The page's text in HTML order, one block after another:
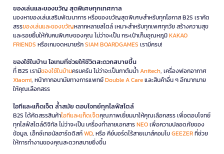
ของเล่นและของขวัญ สุดพิเศษทุกเทศกาล
มองหาของเล่นเสริมพัฒนาการ หรือของขวัญสุดพิเศษสำหรับทุกโอกาส B2S เราคัด
สรรของเล่นและของขวัญหลากหลายสไตล์ เหมาะสำหรับทุกเพศทุกวัย สร้างความสุข
และรอยยิ้มให้กับคนพิเศษของคุณ ไม่ว่าจะเป็น กระเป๋าเก็บอุณหภูมิKAKAO
FRIENDS หรือเกมจดหมายรักSIAM BOARDGAMES เรามีครบ!
ของใช้ในบ้าน ไอเทมที่ช่วยให้ชีวิตสะดวกสบายขึ้น
ที่ B2S เรามีของใช้ในบ้านครบครัน ไม่ว่าจะเป็นกาต้มน้ำAnitech, เครื่องฟอกอากาศ
Xiaomi, หน้ากากอนามัยทางการแพทย์Double A Careและสินค้าอื่น ๆ อีกมากมาย
ให้คุณเลือกสรร
ไอทีและแก็ดเจ็ต ล้ำสมัย ตอบโจทย์ทุกไลฟ์สไตล์
B2S ได้คัดสรรสินค้าไอทีและแก็ดเจ็ตคุณภาพเยี่ยมมาให้คุณเลือกสรร เพื่อตอบโจทย์
ทุกไลฟ์สไตล์ดิจิทัล ไม่ว่าจะเป็น เครื่องทำลายเอกสารNEOเพื่อความปลอดภัยของ
ข้อมูล, เอ็กซ์เทอนัลฮาร์ดดิสก์WD, หรือ คีย์บอร์ดไร้สายเมาส์คอมโบGEEZERที่ช่วย
ให้การทำงานของคุณสะดวกสบายยิ่งขึ้น